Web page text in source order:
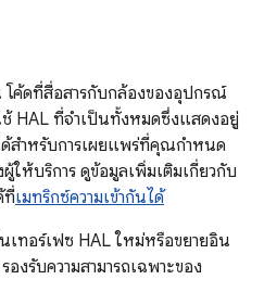
โค้ดที่สื่อสารกับกล้องของอุปกรณ์
HAL ที่จำเป็นทั้งหมดซึ่งแสดงอยู่
ด้สำหรับการเผยแพร่ที่คุณกำหนด
ให้บริการ ดูข้อมูลเพิ่มเติมเกี่ยวกับ
ที่เมทริกซ์ความเข้ากันได้
ทอร์เฟซ HAL ใหม่หรือขยายอิน
งรับความสามารถเฉพาะของ